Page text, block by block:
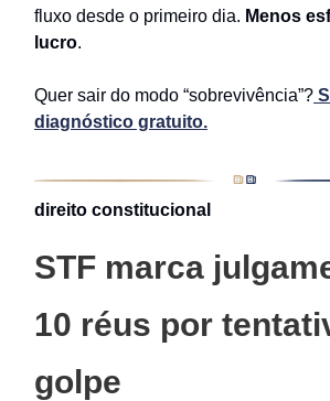
fluxo desde o primeiro dia. Menos
lucro.
Quer sair do modo “sobrevivência”?
diagnóstico gratuito.
direito constitucional
STF marca
10 réus por
golpe